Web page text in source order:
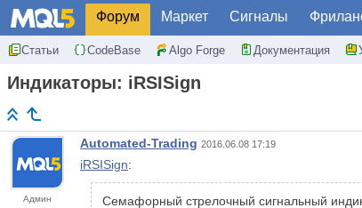
Форум Маркет Сигналы
Статьи CodeBase Algo Forge Документация
Индикаторы: iRSISign
Админ
Automated-Trading 2016.06.08 17:19
iRSISign:
Семафорный стрелочный сигнальный